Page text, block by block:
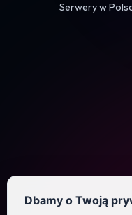
Serwery w
Dbamy o Twoją